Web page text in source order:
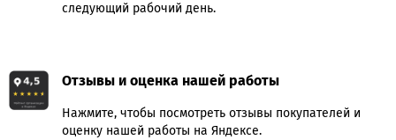
следующий рабочий день.
Отзывы и оценка нашей работы
Нажмите, чтобы посмотреть отзывы покупателей и
оценку нашей работы на Яндексе.